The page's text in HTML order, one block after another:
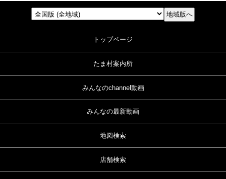
トップページ
たま村案内所
みんなのchannel動画
みんなの最新動画
地図検索
店舗検索